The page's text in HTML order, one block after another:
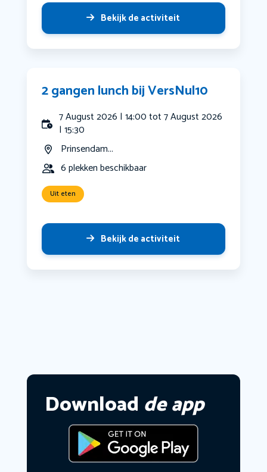
Bekijk de activiteit
2 gangen lunch bij VersNul10
7 August 2026 | 14:00 tot 7 August 2026
| 15:30
Prinsendam...
6 plekken beschikbaar
Uit eten
Bekijk de activiteit
Download de app